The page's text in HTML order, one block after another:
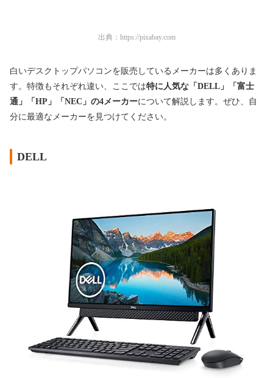
出典： https://pixabay.com
白いデスクトップパソコンを販売しているメーカーは多くありま
す。特徴もそれぞれ違い、ここでは特に人気な「DELL」「富士
通」「HP」「NEC」の4メーカーについて解説します。ぜひ、自
分に最適なメーカーを見つけてください。
DELL